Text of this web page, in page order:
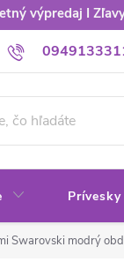
výpredaj I
podmienky
Prívesky
Swarovski modrý